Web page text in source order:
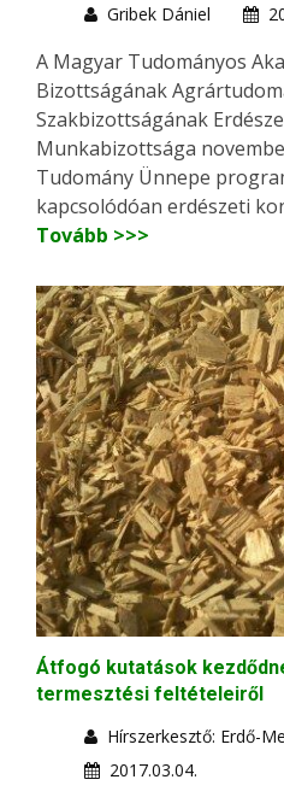
Gribek Dániel
A Magyar Tudományos
Bizottságának
Szakbizottságának
Munkabizottsága
Tudomány Ünnepe
kapcsolódóan erdészeti
Tovább >>>
Átfogó kutatások
termesztési feltételeiről
Hírszerkesztő: Erdő-
2017.03.04.